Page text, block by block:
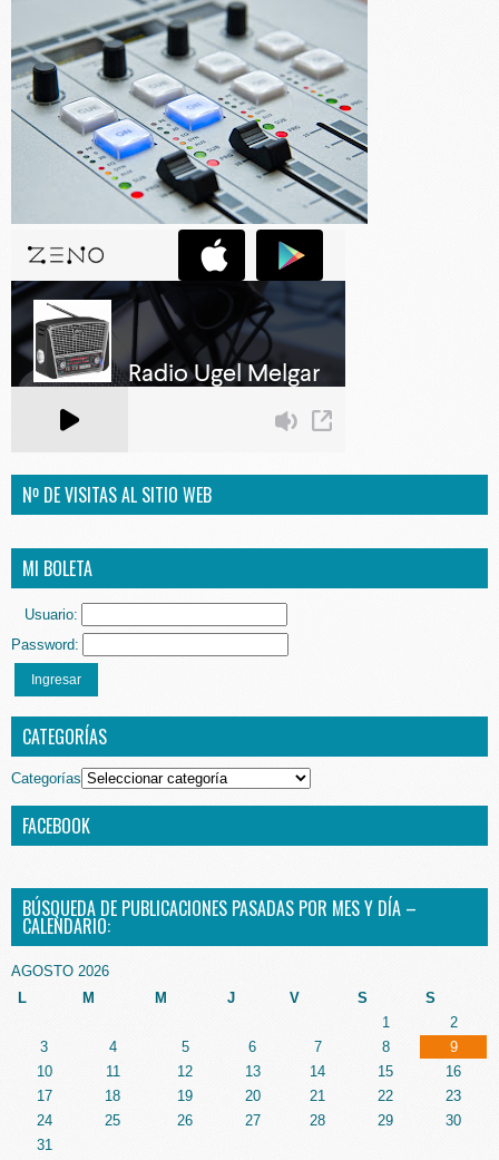
Nº DE VISITAS AL SITIO WEB
MI BOLETA
Usuario:
Password:
Ingresar
CATEGORÍAS
Categorías
FACEBOOK
BÚSQUEDA DE PUBLICACIONES PASADAS POR MES Y DÍA –
CALENDARIO:
AGOSTO 2026
L
M M J V S S
1
2
3
4 5 6 7 8
9
10
11 12 13 14 15
16
17
18 19 20 21 22
23
24
25 26 27 28 29
30
31